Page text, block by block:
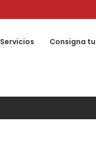
Servicios Consigna